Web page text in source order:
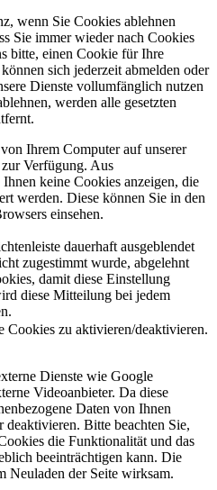
wenn Sie Cookies ablehnen
Sie immer wieder nach Cookies
bitte, einen Cookie für Ihre
sich jederzeit abmelden oder
Dienste vollumfänglich nutzen
werden alle gesetzten
Ihrem Computer auf unserer
Verfügung. Aus
keine Cookies anzeigen, die
werden. Diese können Sie in den
einsehen.
dauerhaft ausgeblendet
zugestimmt wurde, abgelehnt
damit diese Einstellung
diese Mitteilung bei jedem
zu aktivieren/deaktivieren.
Dienste wie Google
Videoanbieter. Da diese
Daten von Ihnen
deaktivieren. Bitte beachten Sie,
die Funktionalität und das
beeinträchtigen kann. Die
Neuladen der Seite wirksam.